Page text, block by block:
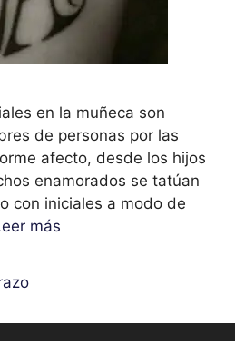
en la muñeca son
de personas por las
afecto, desde los hijos
enamorados se tatúan
con iniciales a modo de
más